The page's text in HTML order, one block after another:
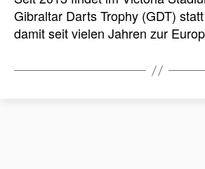
Gibraltar Darts Trophy (GDT)
damit seit vielen Jahren zur